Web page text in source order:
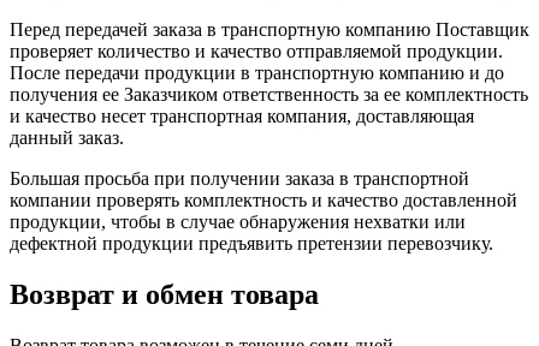
Перед передачей заказа в транспортную компанию Поставщик
проверяет количество и качество отправляемой продукции.
После передачи продукции в транспортную компанию и до
получения ее Заказчиком ответственность за ее комплектность
и качество несет транспортная компания, доставляющая
данный заказ.
Большая просьба при получении заказа в транспортной
компании проверять комплектность и качество доставленной
продукции, чтобы в случае обнаружения нехватки или
дефектной продукции предъявить претензии перевозчику.
Возврат и обмен товара